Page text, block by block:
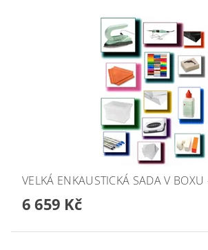
VELKÁ ENKAUSTICKÁ SADA V BOXU
6 659 Kč